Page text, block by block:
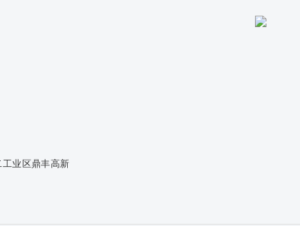
业区鼎丰高新